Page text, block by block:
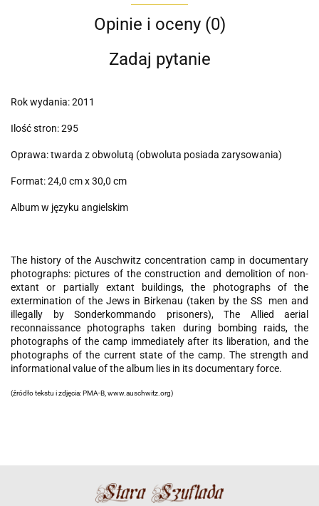
Opinie i oceny (0)
Zadaj pytanie
Rok wydania: 2011
Ilość stron: 295
Oprawa: twarda z obwolutą (obwoluta posiada zarysowania)
Format: 24,0 cm x 30,0 cm
Album w języku angielskim
The history of the Auschwitz concentration camp in documentary
photographs: pictures of the construction and demolition of non-
extant or partially extant buildings, the photographs of the
extermination of the Jews in Birkenau (taken by the SS men and
illegally by Sonderkommando prisoners), The Allied aerial
reconnaissance photographs taken during bombing raids, the
photographs of the camp immediately after its liberation, and the
photographs of the current state of the camp. The strength and
informational value of the album lies in its documentary force.
(źródło tekstu i zdjęcia: PMA-B, www.auschwitz.org)